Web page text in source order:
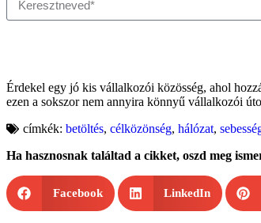
Érdekel egy jó kis vállalkozói közösség, ahol
ezen a sokszor nem annyira könnyű vállalkozói
címkék: betöltés, célközönség, hálózat,
Ha hasznosnak találtad a cikket, oszd meg
Facebook LinkedIn